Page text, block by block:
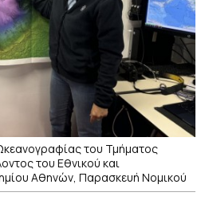
του Τμήματος
του Εθνικού και
Αθηνών, Παρασκευή Νομικού